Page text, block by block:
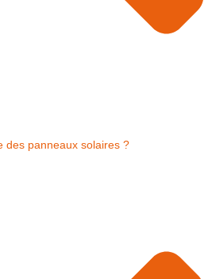
des panneaux solaires ?